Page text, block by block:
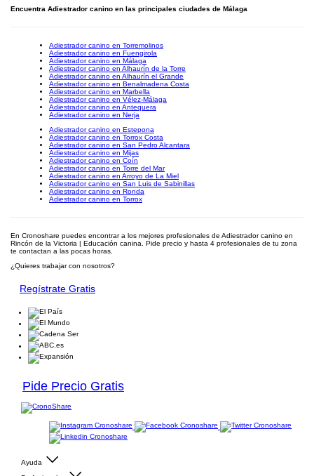
Encuentra Adiestrador canino en las principales ciudades de Málaga
Adiestrador canino en Torremolinos
Adiestrador canino en Fuengirola
Adiestrador canino en Málaga
Adiestrador canino en Alhaurín de la Torre
Adiestrador canino en Alhaurín el Grande
Adiestrador canino en Benalmadena Costa
Adiestrador canino en Marbella
Adiestrador canino en Vélez-Málaga
Adiestrador canino en Antequera
Adiestrador canino en Nerja
Adiestrador canino en Estepona
Adiestrador canino en Torrox Costa
Adiestrador canino en San Pedro Alcantara
Adiestrador canino en Mijas
Adiestrador canino en Coín
Adiestrador canino en Torre del Mar
Adiestrador canino en Arroyo de La Miel
Adiestrador canino en San Luis de Sabinillas
Adiestrador canino en Ronda
Adiestrador canino en Torrox
En Cronoshare puedes encontrar a los mejores profesionales de Adiestrador canino en
Rincón de la Victoria | Educación canina. Pide precio y hasta 4 profesionales de tu zona
te contactan a las pocas horas.
¿Quieres trabajar con nosotros?
Regístrate Gratis
Pide Precio Gratis
Ayuda